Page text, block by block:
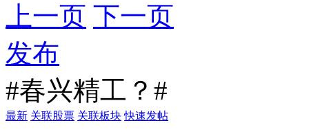
上一页 下一页
发布
#春兴精工？#
最新 关联股票 关联板块 快速发帖